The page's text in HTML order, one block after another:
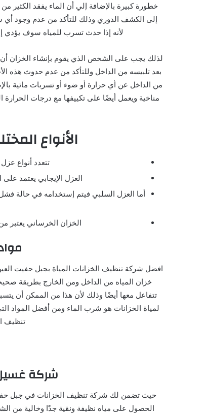
خطورة كبيرة بالإضافة إلي أن الماء يفقد الكثير
إلى الكشف الدوري وذلك للتأكد من عدم وجود أي
لأنه إذا حدث تسرب للمياه سوف
لذلك يجب على الشخص الذي يقوم بإنشاء الخزان
بعد تلبيسه من الداخل وللتأكد من عدم حدوث هذه
من الداخل عن أي حرارة أو ضوء أو تسربات مائية
مناخية ويعمل أيضًا على تكييفها مع درجات
الأنواع
تتعدد أنواع
العزل الإيجابي يعتمد
أما العزل السلبي فيتم إستخدامه في حالة
الخزان الخرساني يعتبر
افضل شركة تنظيف الخزانات المياة بجبل حفيت
خزان المياه من الداخل ومن الخارج بطريقة
تتفاعل معها أيضًا وذلك لأن هذا من الممكن أن
لمياة الخزانات هو شرب الماء ومن أفضل المواد
تنظيف
شركة
حيث تضمن لك شركة تنظيف الخزانات في جبل
الحصول على مياه نظيفة ونقية جدًا وخالية من